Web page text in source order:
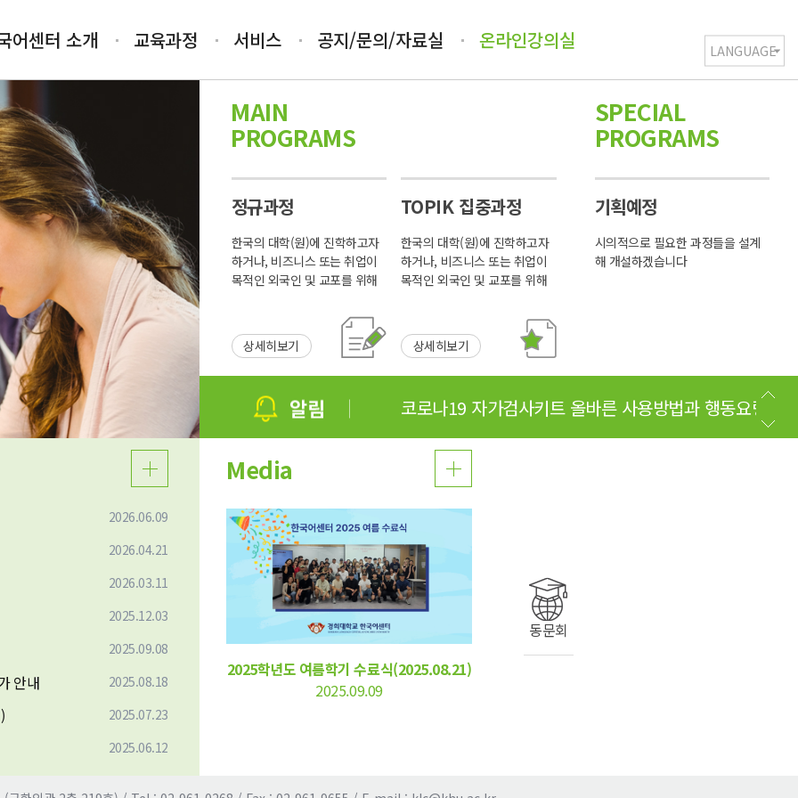
어센터 소개 교육과정 서비스 공지/문의/자료실 온라인강의실
MAIN
PROGRAMS
정규과정
한국의 대학(원)에 진학하고자
하거나, 비즈니스 또는 취업이
목적인 외국인 및 교포를 위해
상세히보기
TOPIK 집중과정
한국의 대학(원)에 진학하고자
하거나, 비즈니스 또는 취업이
목적인 외국인 및 교포를 위해
상세히보기
SPECIAL
PROGRAMS
기획예정
시의적으로 필요한 과정들을 설계
해 개설하겠습니다
코로나19 자가검사키트 올바른 사용방법과 행동요령
이전
다음
2026.06.09
2026.04.21
2026.03.11
2025.12.03
2025.09.08
안내 2025.08.18
2025.07.23
2025.06.12
Media
2025학년도 여름학기 수료식(2025.08.21)
2025.09.09
동문회